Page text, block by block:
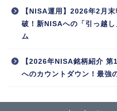
【NISA運用】2026年2月
破！新NISAへの「引っ越
ム
【2026年NISA銘柄紹介
へのカウントダウン！最強